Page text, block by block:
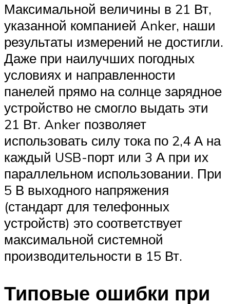
Максимальной величины в 21 Вт,
указанной компанией Anker, наши
результаты измерений не достигли.
Даже при наилучших погодных
условиях и направленности
панелей прямо на солнце зарядное
устройство не смогло выдать эти
21 Вт. Anker позволяет
использовать силу тока по 2,4 А на
каждый USB-порт или 3 А при их
параллельном использовании. При
5 В выходного напряжения
(стандарт для телефонных
устройств) это соответствует
максимальной системной
производительности в 15 Вт.
Типовые ошибки при